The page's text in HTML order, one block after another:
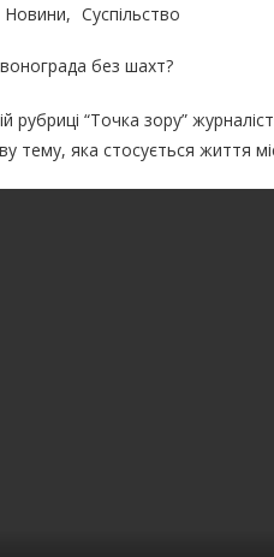
Новини Суспільство
без шахт?
рубриці “Точка зору”
тему, яка стосується життя